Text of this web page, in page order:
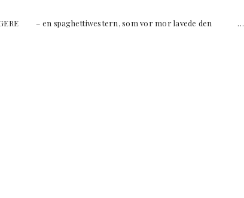
– en spaghettiwestern, som vor mor lavede den …